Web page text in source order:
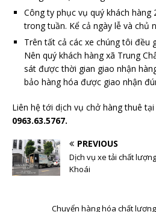
Công ty phục vụ quý khách hàng
trong tuần. Kể cả ngày lễ và chủ
Trên tất cả các xe chúng tôi đều
Nên quý khách hàng xã Trung
sát được thời gian giao nhận
bảo hàng hóa được giao nhận
Liên hệ tới dịch vụ chở hàng thuê
0963.63.5767.
PREVIOUS
Dịch vụ xe tải chất
Khoái
Chuyển hàng hóa chất